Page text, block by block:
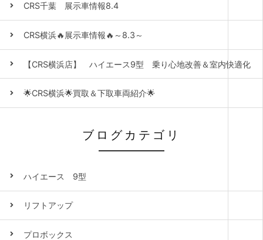
CRS千葉 展示車情報8.4
CRS横浜🔥展示車情報🔥～8.3～
【CRS横浜店】 ハイエース9型 乗り心地改善＆室内快適化
🌟CRS横浜🌟買取＆下取車両紹介🌟
ブログカテゴリ
ハイエース 9型
リフトアップ
プロボックス